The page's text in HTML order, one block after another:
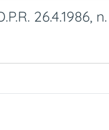
26.4.1986, n.